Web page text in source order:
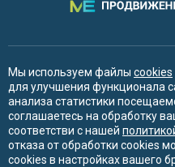
Мы используем файлы cookies
для улучшения функционала
анализа статистики
соглашаетесь на обработку
соответстви с нашей
отказа от обработки cookies
cookies в настройках вашего